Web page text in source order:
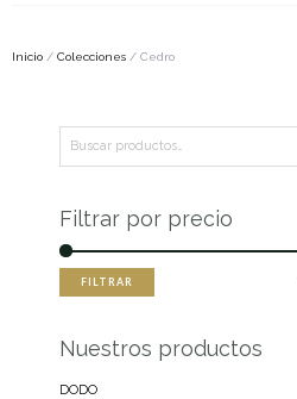
Inicio / Colecciones / Cedro
por:
Filtrar por precio
FILTRAR
Nuestros productos
DODO